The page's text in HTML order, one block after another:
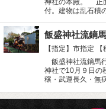
神社の本殿。 正
付。建物は乱石積
飯盛神社流鏑
【指定】市指定
飯盛神社流鏑馬
神社で10月９日の
穣・武運長久・無